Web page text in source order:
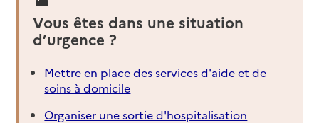
Vous êtes dans une situation
d’urgence ?
Mettre en place des services d'aide et de
soins à domicile
Organiser une sortie d'hospitalisation